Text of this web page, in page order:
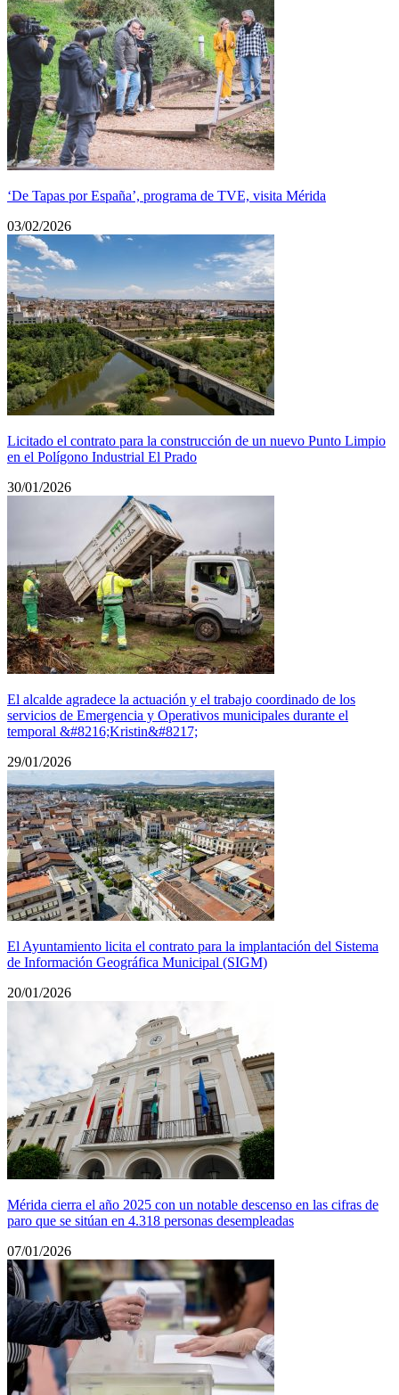
‘De Tapas por España’, programa de TVE, visita Mérida
03/02/2026
Licitado el contrato para la construcción de un nuevo Punto Limpio
en el Polígono Industrial El Prado
30/01/2026
El alcalde agradece la actuación y el trabajo coordinado de los
servicios de Emergencia y Operativos municipales durante el
temporal &#8216;Kristin&#8217;
29/01/2026
El Ayuntamiento licita el contrato para la implantación del Sistema
de Información Geográfica Municipal (SIGM)
20/01/2026
Mérida cierra el año 2025 con un notable descenso en las cifras de
paro que se sitúan en 4.318 personas desempleadas
07/01/2026